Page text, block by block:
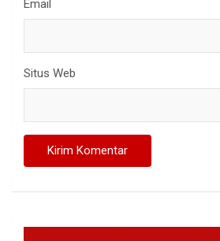
Email
Situs Web